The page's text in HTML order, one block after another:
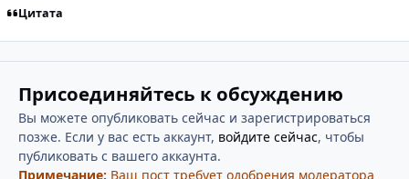
Цитата
Присоединяйтесь к обсуждению
Вы можете опубликовать сейчас и зарегистрироваться
позже. Если у вас есть аккаунт, войдите сейчас, чтобы
публиковать с вашего аккаунта.
Примечание: Ваш пост требует одобрения модератора